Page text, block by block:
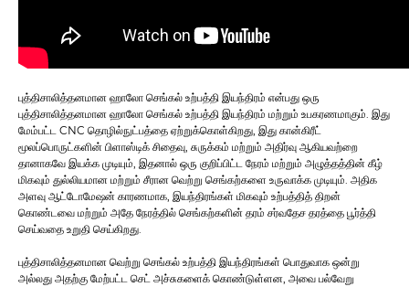
புத்திசாலித்தனமான ஹாலோ செங்கல் உற்பத்தி இயந்திரம் என்பது ஒரு
புத்திசாலித்தனமான ஹாலோ செங்கல் உற்பத்தி இயந்திரம் மற்றும் உபகரணமாகும். இது
மேம்பட்ட CNC தொழில்நுட்பத்தை ஏற்றுக்கொள்கிறது, இது கான்கிரீட்
மூலப்பொருட்களின் பிளாஸ்டிக் சிதைவு, சுருக்கம் மற்றும் அதிர்வு ஆகியவற்றை
தானாகவே இயக்க முடியும், இதனால் ஒரு குறிப்பிட்ட நேரம் மற்றும் அழுத்தத்தின் கீழ்
மிகவும் துல்லியமான மற்றும் சீரான வெற்று செங்கற்களை உருவாக்க முடியும். அதிக
அளவு ஆட்டோமேஷன் காரணமாக, இயந்திரங்கள் மிகவும் உற்பத்தித் திறன்
கொண்டவை மற்றும் அதே நேரத்தில் செங்கற்களின் தரம் சர்வதேச தரத்தை பூர்த்தி
செய்வதை உறுதி செய்கிறது.
புத்திசாலித்தனமான வெற்று செங்கல் உற்பத்தி இயந்திரங்கள் பொதுவாக ஒன்று
அல்லது அதற்கு மேற்பட்ட செட் அச்சுகளைக் கொண்டுள்ளன, அவை பல்வேறு